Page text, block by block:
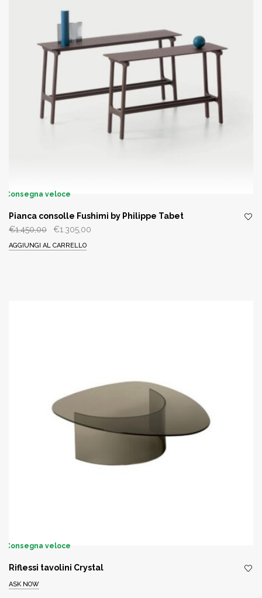
Consegna veloce
Pianca consolle Fushimi by Philippe Tabet
€1.450,00
Il
prezzo
€1.305,00
AGGIUNGI AL CARRELLO
Consegna veloce
Riflessi tavolini Crystal
ASK NOW